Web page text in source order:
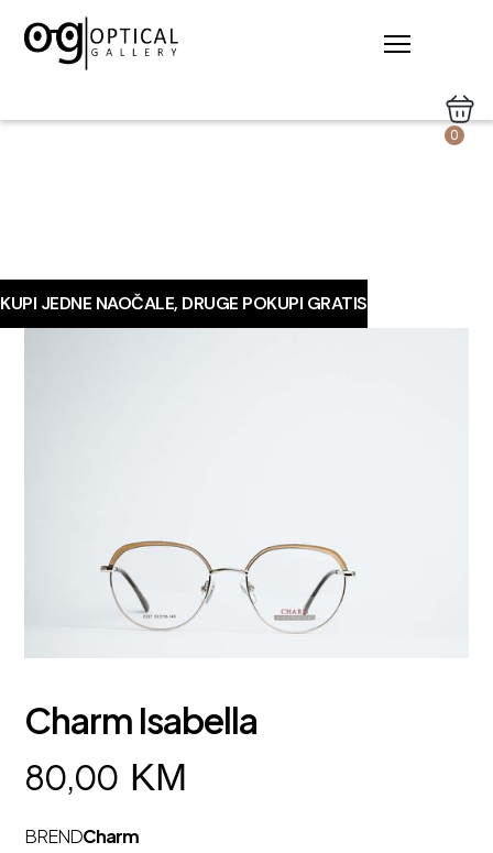
0
KUPI JEDNE NAOČALE, DRUGE POKUPI GRATIS
Charm Isabella
80,00 KM
BRENDCharm